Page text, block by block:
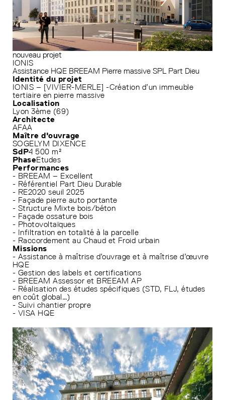
nouveau projet
IONIS
Assistance HQE BREEAM Pierre massive SPL Part Dieu
Identité du projet
IONIS – [VIVIER-MERLE] -Création d’un immeuble
tertiaire en pierre massive
Localisation
Lyon 3ème (69)
Architecte
AFAA
Maître d'ouvrage
SOGELYM DIXENCE
SdP4 500 m²
PhaseEtudes
Performances
- BREEAM – Excellent
- Référentiel Part Dieu Durable
- RE2020 seuil 2025
- Façade pierre auto portante
- Structure Mixte bois/béton
- Façade ossature bois
- Photovoltaïques
- Infiltration en totalité à la parcelle
- Raccordement au Chaud et Froid urbain
Missions
- Assistance à maîtrise d’ouvrage et à maîtrise d’œuvre
HQE
- Gestion des labels et certifications
- BREEAM Assessor et BREEAM AP
- Réalisation des études spécifiques (STD, FLJ, études
en coût global…)
- Suivi chantier propre
- VISA HQE